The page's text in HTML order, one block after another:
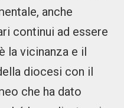
anche
continui ad essere
la vicinanza e il
diocesi con il
che ha dato